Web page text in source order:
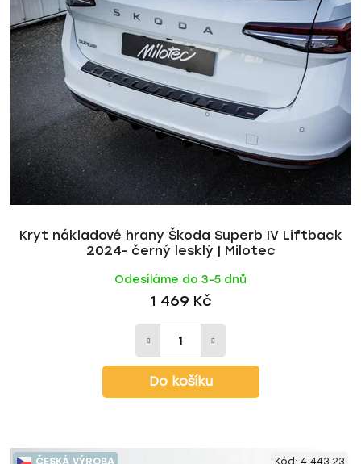
Kryt nákladové hrany Škoda Superb IV Liftback
2024- černý lesklý | Milotec
Odesíláme do 3-5 dnů
1 469 Kč
Do košíku
ČESKÁ VÝROBA Kód: 4 443 23